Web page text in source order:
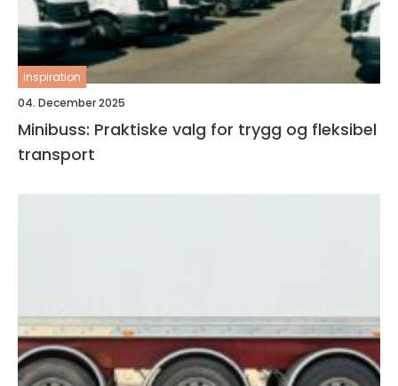
inspiration
04. December 2025
Minibuss: Praktiske valg for trygg og fleksibel
transport